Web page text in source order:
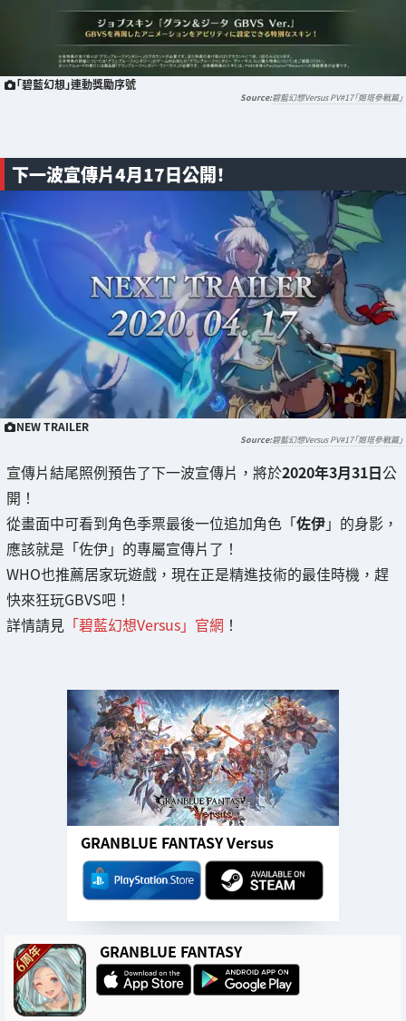
「碧藍幻想」連動獎勵序號
碧藍幻想Versus PV#17「姬塔參戰篇」
下一波宣傳片4月17日公開！
NEW TRAILER
碧藍幻想Versus PV#17「姬塔參戰篇」
宣傳片結尾照例預告了下一波宣傳片，將於2020年3月31日公
開！
從畫面中可看到角色季票最後一位追加角色「佐伊」的身影，
應該就是「佐伊」的專屬宣傳片了！
WHO也推薦居家玩遊戲，現在正是精進技術的最佳時機，趕
快來狂玩GBVS吧！
詳情請見 「碧藍幻想Versus」官網 ！
GRANBLUE FANTASY Versus
GRANBLUE FANTASY